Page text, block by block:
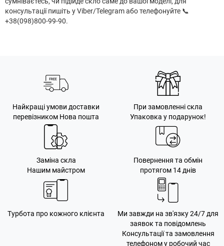
консультації пишіть у Viber/Telegram або телефонуйте 📞
+38(098)800-99-90.
Найкращі умови доставки
перевізником Нова пошта
При замовленні скла
Упаковка у подарунок!
Заміна скла
Нашим майстром
Повернення та обмін
протягом 14 днів
Турбота про кожного клієнта
Ми завжди на зв'язку 24/7 для
заявок та повідомлень
Консультації та замовлення
телефоном у робочий час